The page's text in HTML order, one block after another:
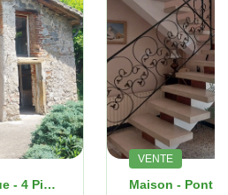
Maison - Pont Eveque - 4 Pièces - 98 M2
VENTE